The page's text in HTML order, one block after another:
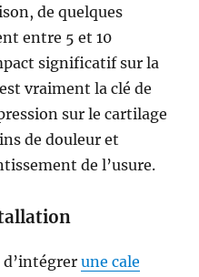
de quelques
entre 5 et 10
significatif sur la
vraiment la clé de
sur le cartilage
de douleur et
de l’usure.
d’intégrerune cale